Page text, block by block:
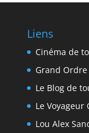
Liens
Cinéma de
Grand Ordre
Le Blog de
Le Voyageur
Lou Alex